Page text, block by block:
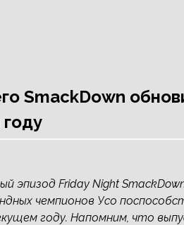
SmackDown
Friday Night
чемпионов Усо
году. Напомним, что